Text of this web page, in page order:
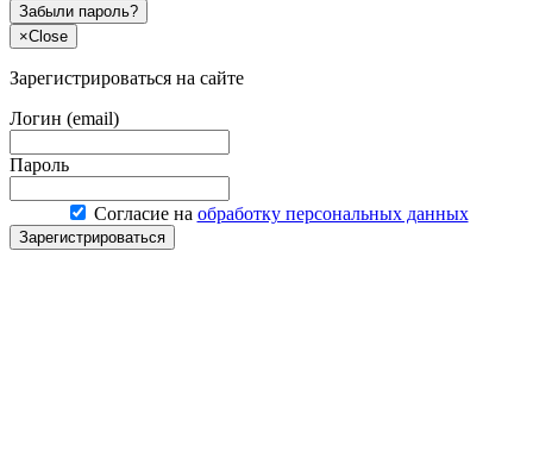
Забыли пароль?
×Close
Зарегистрироваться на сайте
Логин (email)
Пароль
Согласие на обработку персональных данных
Зарегистрироваться